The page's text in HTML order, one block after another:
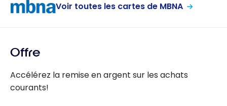
Voir toutes les cartes de MBNA
Offre
Accélérez la remise en argent sur les achats
courants!